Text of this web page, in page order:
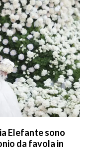
Elefante sono
da favola in